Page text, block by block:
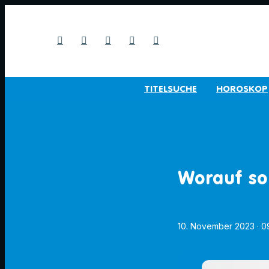
TITELSUCHE HOROSKOP
Worauf
10. November 2023 ·